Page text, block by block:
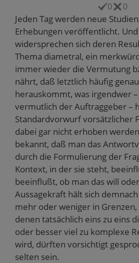
0 0
Jeden Tag werden neue
Erhebungen veröffentlicht.
widersprechen sich deren
Thema diametral, ein
immer wieder die Vermutung
nährt, daß letztlich häufig
herauskommt, was irgendwer
vermutlich der Auftraggeber –
Standardvorwurf vorsätzlicher
dabei gar nicht erhoben
bekannt, daß man das
durch die Formulierung der
Kontext, in der sie steht,
beeinflußt, ob man das will
Aussagekraft hält sich
mehr oder weniger in Grenzen,
denen tatsächlich eins zu eins
oder besser viel zu komplexe
wird, dürften vorsichtigt
selten sein.